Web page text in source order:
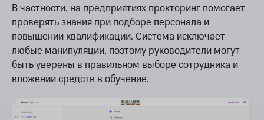
В частности, на предприятиях прокторинг помогает
проверять знания при подборе персонала и
повышении квалификации. Система исключает
любые манипуляции, поэтому руководители могут
быть уверены в правильном выборе сотрудника и
вложении средств в обучение.